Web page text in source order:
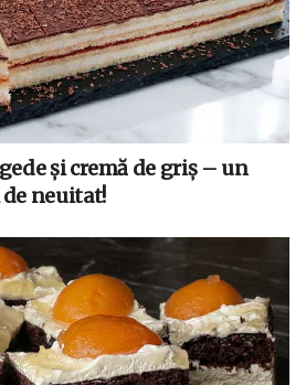
și cremă de griș – un
neuitat!